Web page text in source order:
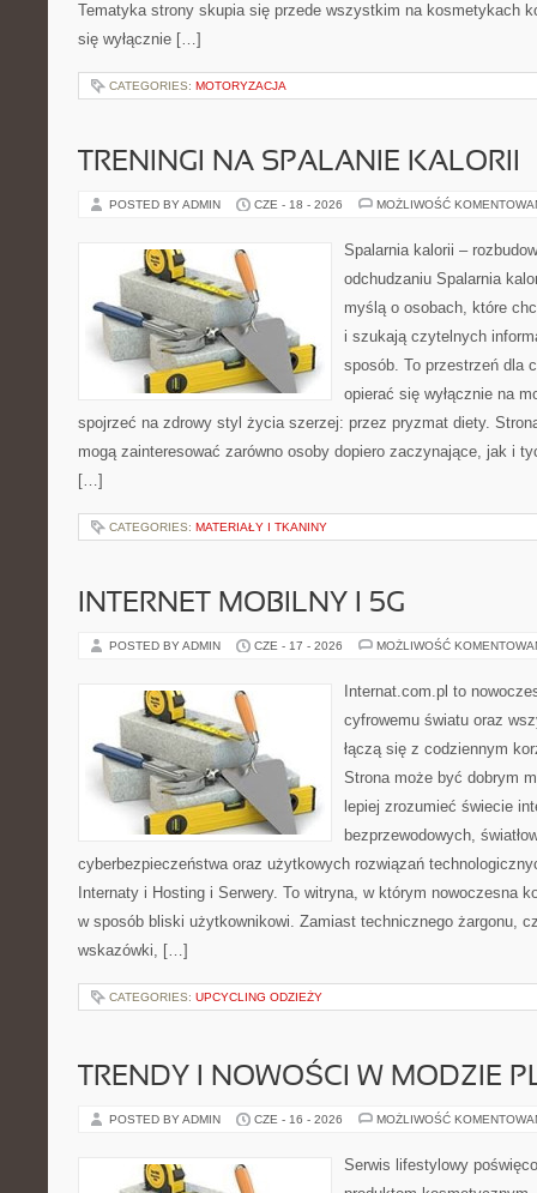
Tematyka strony skupia się przede wszystkim na kosmetykach
się wyłącznie […]
CATEGORIES: MOTORYZACJA
TRENINGI NA SPALANIE KALORII
POSTED BY ADMIN CZE - 18 - 2026 MOŻLIWOŚĆ
Spalarnia kalorii –
odchudzaniu Spalarnia
myślą o osobach, które
i szukają czytelnych
sposób. To przestrzeń dla
opierać się wyłącznie na
spojrzeć na zdrowy styl życia szerzej: przez pryzmat diety.
mogą zainteresować zarówno osoby dopiero zaczynające, jak i
[…]
CATEGORIES: MATERIAŁY I TKANINY
INTERNET MOBILNY I 5G
POSTED BY ADMIN CZE - 17 - 2026 MOŻLIWOŚĆ
Internat.com.pl to
cyfrowemu światu oraz
łączą się z codziennym
Strona może być dobrym
lepiej zrozumieć świecie
bezprzewodowych,
cyberbezpieczeństwa oraz użytkowych rozwiązań
Internaty i Hosting i Serwery. To witryna, w którym nowoczesna
w sposób bliski użytkownikowi. Zamiast technicznego żargonu,
wskazówki, […]
CATEGORIES: UPCYCLING ODZIEŻY
TRENDY I NOWOŚCI W MODZIE
POSTED BY ADMIN CZE - 16 - 2026 MOŻLIWOŚĆ
Serwis lifestylowy